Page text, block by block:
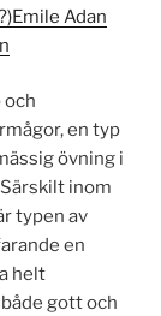
Adan
och
en typ
övning i
inom
typen av
en
helt
gott och